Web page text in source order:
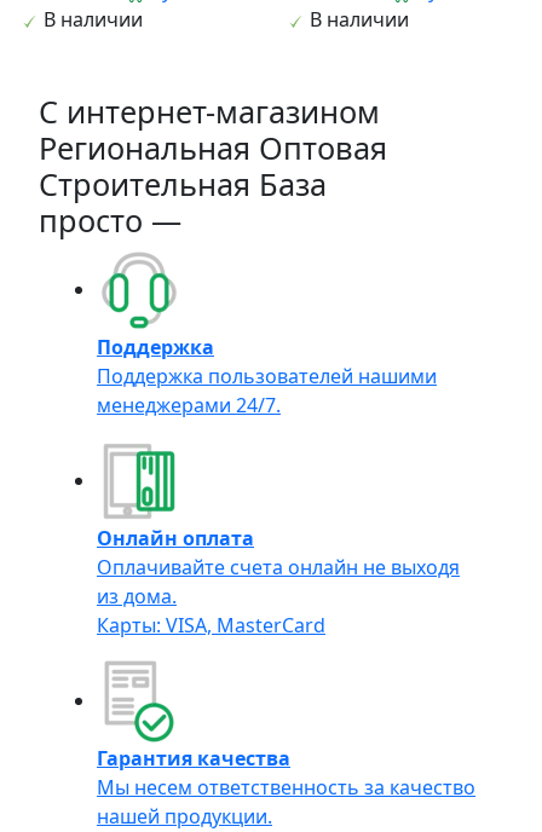
В наличии
В наличии
C интернет-магазином
Региональная Оптовая
Строительная База
просто —
Поддержка
Поддержка пользователей нашими
менеджерами 24/7.
Онлайн оплата
Оплачивайте счета онлайн не выходя
из дома.
Карты: VISA, MasterCard
Гарантия качества
Мы несем ответственность за качество
нашей продукции.